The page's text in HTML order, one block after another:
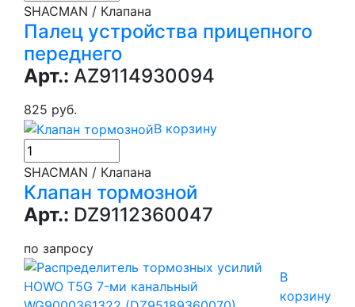
SHACMAN / Клапана
Палец устройства прицепного
переднего
Арт.: AZ9114930094
825 руб.
В корзину
SHACMAN / Клапана
Клапан тормозной
Арт.: DZ9112360047
по запросу
В
корзину